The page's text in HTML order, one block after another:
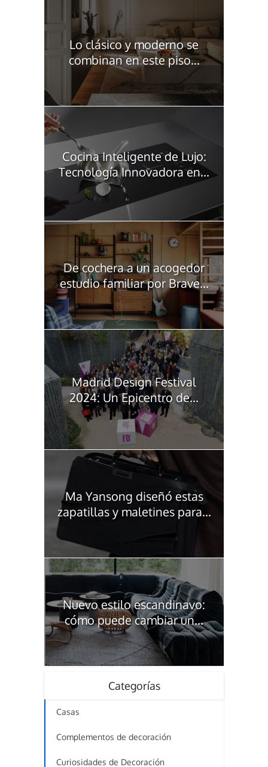
Lo clásico y moderno se
combinan en este piso...
Cocina Inteligente de Lujo:
Tecnología Innovadora en...
De cochera a un acogedor
estudio familiar por Brave...
Madrid Design Festival
2024: Un Epicentro de...
Ma Yansong diseñó estas
zapatillas y maletines para...
Nuevo estilo escandinavo:
cómo puede cambiar un...
Categorías
Casas
Complementos de decoración
Curiosidades de Decoración